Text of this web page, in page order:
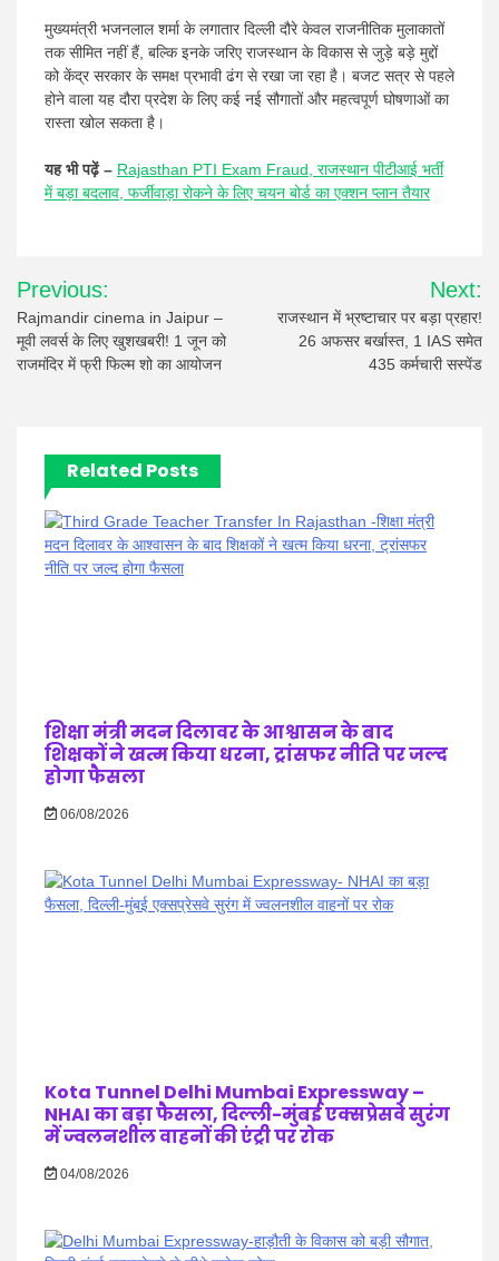
मुख्यमंत्री भजनलाल शर्मा के लगातार दिल्ली दौरे केवल राजनीतिक मुलाकातों
तक सीमित नहीं हैं, बल्कि इनके जरिए राजस्थान के विकास से जुड़े बड़े मुद्दों
को केंद्र सरकार के समक्ष प्रभावी ढंग से रखा जा रहा है। बजट सत्र से पहले
होने वाला यह दौरा प्रदेश के लिए कई नई सौगातों और महत्वपूर्ण घोषणाओं का
रास्ता खोल सकता है।
यह भी पढ़ें – Rajasthan PTI Exam Fraud, राजस्थान पीटीआई भर्ती
में बड़ा बदलाव, फर्जीवाड़ा रोकने के लिए चयन बोर्ड का एक्शन प्लान तैयार
Post
navigation
Previous:
Rajmandir cinema in Jaipur –
मूवी लवर्स के लिए खुशखबरी! 1 जून को
राजमंदिर में फ्री फिल्म शो का आयोजन
Next:
राजस्थान में भ्रष्टाचार पर बड़ा प्रहार!
26 अफसर बर्खास्त, 1 IAS समेत
435 कर्मचारी सस्पेंड
Related Posts
शिक्षा मंत्री मदन दिलावर के आश्वासन के बाद
शिक्षकों ने खत्म किया धरना, ट्रांसफर नीति पर जल्द
होगा फैसला
06/08/2026
Kota Tunnel Delhi Mumbai Expressway –
NHAI का बड़ा फैसला, दिल्ली-मुंबई एक्सप्रेसवे सुरंग
में ज्वलनशील वाहनों की एंट्री पर रोक
04/08/2026